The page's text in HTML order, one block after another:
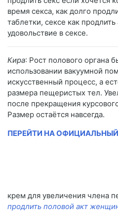
время секса, как долго
таблетки, сексе как продлить
удовольствие в сексе.
Кира: Рост полового органа
использовании вакуумной
искусственный процесс, а
размера пещеристых тел.
после прекращения
Размер остаётся навсегда.
ПЕРЕЙТИ НА
крем для увеличения члена
продлить половой акт